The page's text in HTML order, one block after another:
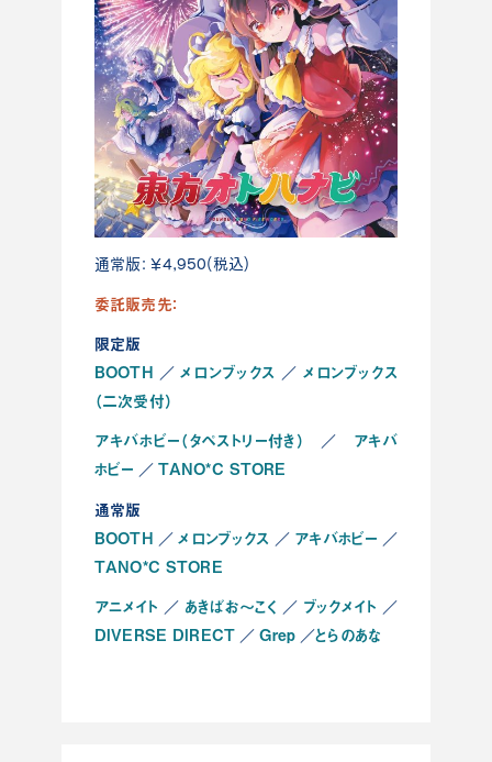
通常版：￥4,950(税込)
委託販売先：
限定版
BOOTH ／メロンブックス ／ メロンブックス
（二次受付）
アキバホビー（タペストリー付き）
／
アキバ
ホビー ／ TANO*C STORE
通常版
BOOTH ／メロンブックス ／ アキバホビー ／
TANO*C STORE
アニメイト
／ あきばお～こく ／ ブックメイト ／
DIVERSE DIRECT／Grep／とらのあな